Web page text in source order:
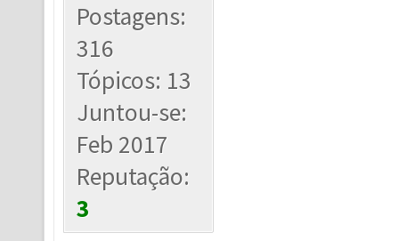
Postagens:
316
Tópicos: 13
Juntou-se:
Feb 2017
Reputação:
3